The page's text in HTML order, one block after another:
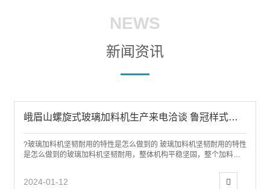
NEWS
新闻资讯
峨眉山螺旋式玻璃加料机生产来电洽谈 鲁冠样式齐全
?玻璃加料机坚韧耐用的特性是怎么做到的 玻璃加料机坚韧耐用的特性
是怎么做到的玻璃加料机坚韧耐用，整体机构平稳坚固，整个加料路
2024-01-12